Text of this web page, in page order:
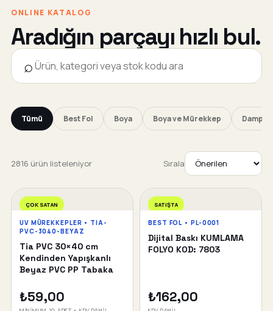
ONLINE KATALOG
Aradığın parçayı hızlı bul.
⌕
Tümü Best Fol Boya Boya ve Mürekkep
2816 ürün listeleniyor Sırala
ÇOK SATAN
UV MÜREKKEPLER • TIA-
PVC-3040-BEYAZ
Tia PVC 30×40 cm
Kendinden Yapışkanlı
Beyaz PVC PP Tabaka
₺59,00
SATIŞTA
BEST FOL • PL-0001
Dijital Baskı KUMLAMA
FOLYO KOD: 7803
₺162,00